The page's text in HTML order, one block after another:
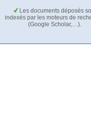
Les documents déposés
indexés par les moteurs de
(Google Scholar,…).